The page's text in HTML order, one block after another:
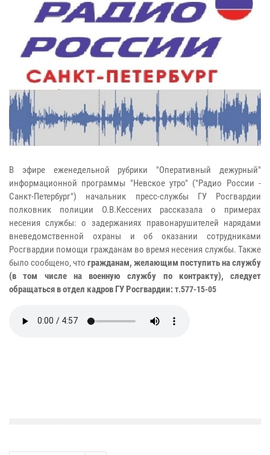
В эфире еженедельной рубрики "Оперативный дежурный"
информационной программы "Невское утро" ("Радио России -
Санкт-Петербург") начальник пресс-службы ГУ Росгвардии
полковник полиции О.В.Кессених рассказала о примерах
несения службы: о задержаниях правонарушителей нарядами
вневедомственной охраны и об оказании сотрудниками
Росгвардии помощи гражданам во время несения службы. Также
было сообщено, что гражданам, желающим поступить на службу
(в том числе на военную службу по контракту), следует
обращаться в отдел кадров ГУ Росгвардии:т.577-15-05